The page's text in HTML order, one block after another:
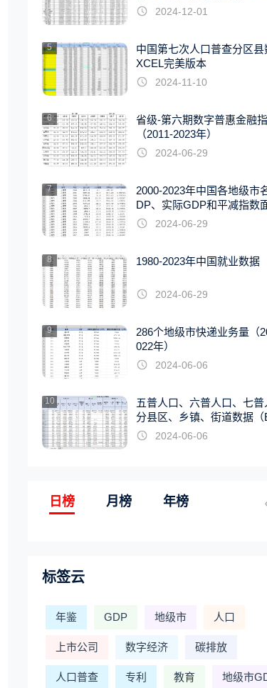
22年）2024-12-01
5
中国第七次人口普查分区县
XCEL完美版本
2024-11-10
6
省级-第六期数字普惠金融
（2011-2023年）
2024-06-29
7
2000-2023年中国各地级市
DP、实际GDP和平减指数
据
2024-06-29
8 1980-2023年中国就业数据
2024-06-29
9
286个地级市快递业务量（
022年）
2024-06-06
10
五普人口、六普人口、七普
分县区、乡镇、街道数据（
EL版）2024-06-06
日榜 月榜 年榜
标签云
年鉴 GDP 地级市 人口
上市公司 数字经济 碳排放
人口普查 专利 教育 地级市